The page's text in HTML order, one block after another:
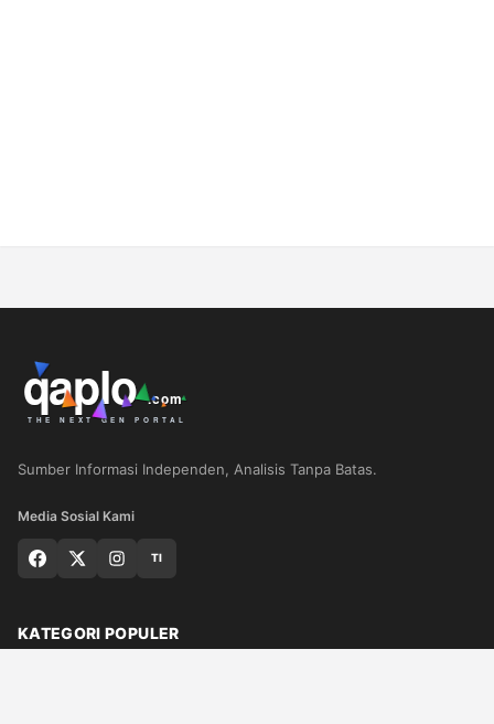
Sumber Informasi Independen, Analisis Tanpa Batas.
Media Sosial Kami
TI
KATEGORI POPULER